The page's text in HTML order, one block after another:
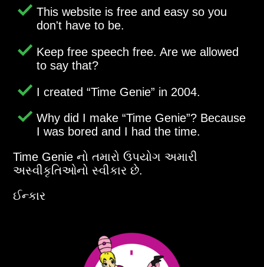
This website is free and easy so you
don't have to be.
Keep free speech free. Are we allowed
to say that?
I created Time Genie in 2004.
Why did I make Time Genie ? Because
I was bored and I had the time.
Time Genie નો તમારો ઉપયોગ અમારી
અસ્વીકૃતિઓનો સ્વીકાર છે.
ઈન્કાર